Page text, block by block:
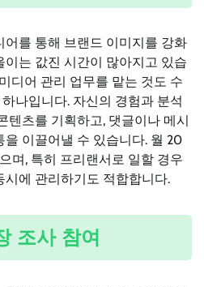
를 통해 브랜드 이미지를 강화
는 값진 시간이 많아지고 있습
디어 관리 업무를 맡는 것도 수
나입니다. 자신의 경험과 분석
텐츠를 기획하고, 댓글이나 메시
이끌어낼 수 있습니다. 월 20
며, 특히 프리랜서로 일할 경우
에 관리하기도 적합합니다.
조사 참여